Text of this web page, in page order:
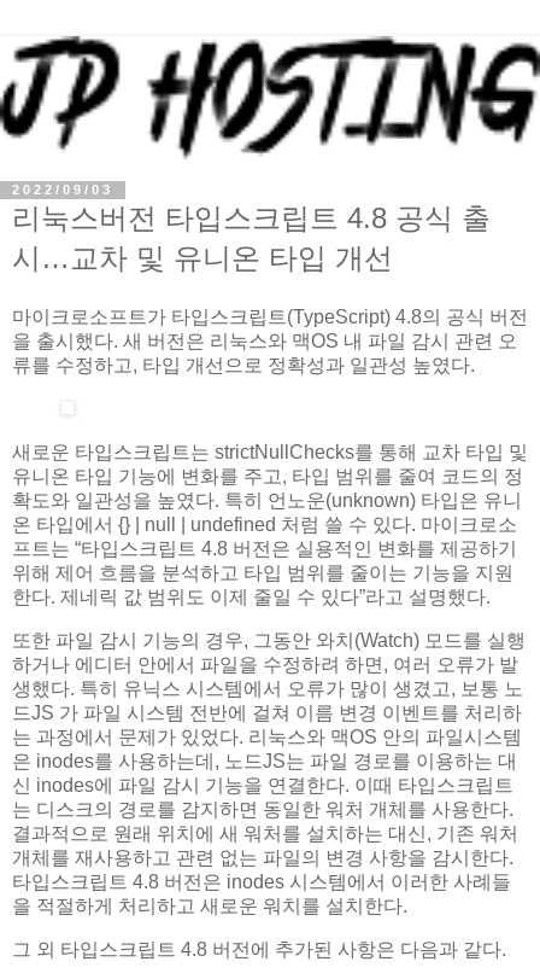
2022/09/03
리눅스버전 타입스크립트 4.8 공식 출
시…교차 및 유니온 타입 개선
마이크로소프트가 타입스크립트(TypeScript) 4.8의 공식 버전
을 출시했다. 새 버전은 리눅스와 맥OS 내 파일 감시 관련 오
류를 수정하고, 타입 개선으로 정확성과 일관성 높였다.
새로운 타입스크립트는 strictNullChecks를 통해 교차 타입 및
유니온 타입 기능에 변화를 주고, 타입 범위를 줄여 코드의 정
확도와 일관성을 높였다. 특히 언노운(unknown) 타입은 유니
온 타입에서 {} | null | undefined 처럼 쓸 수 있다. 마이크로소
프트는 “타입스크립트 4.8 버전은 실용적인 변화를 제공하기
위해 제어 흐름을 분석하고 타입 범위를 줄이는 기능을 지원
한다. 제네릭 값 범위도 이제 줄일 수 있다”라고 설명했다.
또한 파일 감시 기능의 경우, 그동안 와치(Watch) 모드를 실행
하거나 에디터 안에서 파일을 수정하려 하면, 여러 오류가 발
생했다. 특히 유닉스 시스템에서 오류가 많이 생겼고, 보통 노
드JS 가 파일 시스템 전반에 걸쳐 이름 변경 이벤트를 처리하
는 과정에서 문제가 있었다. 리눅스와 맥OS 안의 파일시스템
은 inodes를 사용하는데, 노드JS는 파일 경로를 이용하는 대
신 inodes에 파일 감시 기능을 연결한다. 이때 타입스크립트
는 디스크의 경로를 감지하면 동일한 워처 개체를 사용한다.
결과적으로 원래 위치에 새 워처를 설치하는 대신, 기존 워처
개체를 재사용하고 관련 없는 파일의 변경 사항을 감시한다.
타입스크립트 4.8 버전은 inodes 시스템에서 이러한 사례들
을 적절하게 처리하고 새로운 워치를 설치한다.
그 외 타입스크립트 4.8 버전에 추가된 사항은 다음과 같다.